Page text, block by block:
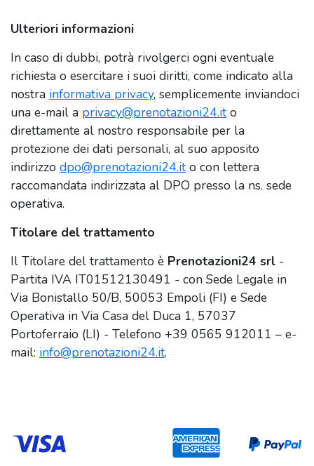
Ulteriori informazioni
In caso di dubbi, potrà rivolgerci ogni eventuale
richiesta o esercitare i suoi diritti, come indicato alla
nostra informativa privacy, semplicemente inviandoci
una e-mail a privacy@prenotazioni24.ito
direttamente al nostro responsabile per la
protezione dei dati personali, al suo apposito
indirizzo dpo@prenotazioni24.ito con lettera
raccomandata indirizzata al DPO presso la ns. sede
operativa.
Titolare del trattamento
Il Titolare del trattamento è Prenotazioni24 srl -
Partita IVA IT01512130491 - con Sede Legale in
Via Bonistallo 50/B, 50053 Empoli (FI) e Sede
Operativa in Via Casa del Duca 1, 57037
Portoferraio (LI) - Telefono +39 0565 912011 – e-
mail: info@prenotazioni24.it.